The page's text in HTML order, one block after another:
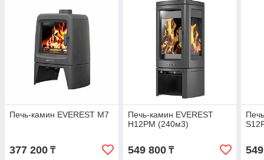
Печь-камин EVEREST М7
377 200 ₸
Печь-камин EVEREST
H12РМ (240м3)
549 800₸